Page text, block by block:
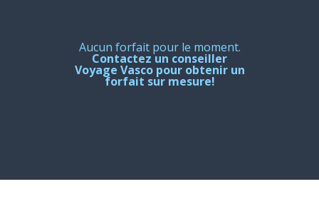
Aucun forfait pour le moment.
Contactez un conseiller
Voyage Vasco pour obtenir un
forfait sur mesure!